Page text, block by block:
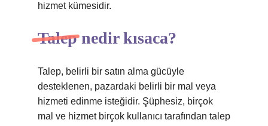
hizmet kümesidir.
Talep nedir kısaca?
Talep, belirli bir satın alma gücüyle
desteklenen, pazardaki belirli bir mal veya
hizmeti edinme isteğidir. Şüphesiz, birçok
mal ve hizmet birçok kullanıcı tarafından talep